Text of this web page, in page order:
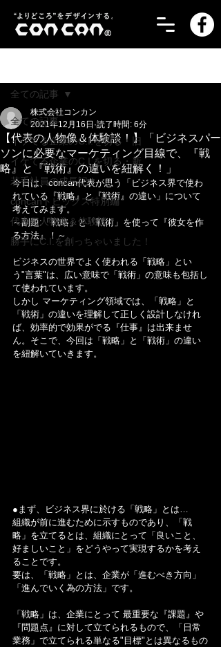
全ての記事
イケてる企業のC.I.を切る・旧
イケてる企業のC.I.を切る・新
若手社員の成長記！
concanトピックス特別編
代表の人物像＆体験談！
勝手にC.I.を創っちゃいました！
全ての記事
【代表の人物像＆体験談！】「ビジネスパー
ソンに必要なマーケティング目線で、『戦
略』と『戦術』の違いを紐解く！」
株式会社コンカン
2021年12月16日 読了時間: 6分
今日は、concan代表が思う「ビジネス界で使わ
れている『戦略』と『戦術』の違い」について
考えてみます。
～副題:「戦略」と「戦術」を使って『彼女を作
る方法』！～
ビジネスの世界でよく使われる「戦略」とい
う"言葉"は、広い意味で「戦術」の意味も包括し
て使われています。
しかし マーケティング領域では、「戦略」と
「戦術」の違いを理解して正しく設計しなけれ
ば、効率的で効果がでる『仕事』は出来ませ
ん。そこで、今回は「戦略」と「戦術」の違い
を紐解いていきます。
●まず、ビジネス界に於ける「戦略」とは…
組織が前に進むために示すものであり、「戦
略」を立てるとは、組織にとって「良いこと、
好ましいこと」をどうやって実現するかを考え
ることです。
要は、「戦略」とは、企業が「進むべき方向」
「進んでいく為の方法」です。
「戦略」は、企業にとって 最重要な『課題』や
『問題点』に対して立てられるもので、「日常
業務」で立てられる単なる"目標"とは異なるもの